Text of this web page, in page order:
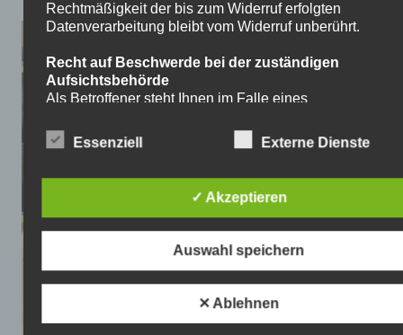
Rechtmäßigkeit der bis zum Widerruf erfolgten
Datenverarbeitung bleibt vom Widerruf unberührt.
Recht auf Beschwerde bei der zuständigen
Aufsichtsbehörde
Als Betroffener steht Ihnen im Falle eines
der zuständigen Aufsichtsbehörde zu. Zuständige
Aufsichtsbehörde bezüglich datenschutzrechtlicher
sich der Sitz unseres Unternehmens befindet. Der
Link stellt eine Liste der Datenschutzbeauftragten
bereit: https://www.bfdi.bund.de/DE/Infothek/
anschriften_links-node.html.
Recht auf Datenübertragbarkeit
Ihnen steht das Recht zu, Daten, die wir auf Grundlage
Essenziell Externe Dienste
✓ Akzeptieren
Auswahl speichern
✕ Ablehnen